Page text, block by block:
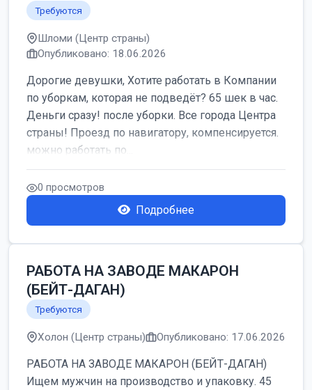
Требуются
Шломи (Центр страны)
Опубликовано: 18.06.2026
Дорогие девушки, Хотите работать в Компании
по уборкам, которая не подведёт? 65 шек в час.
Деньги сразу! после уборки. Все города Центра
страны! Проезд по навигатору, компенсируется.
можно работать по...
0 просмотров
Подробнее
РАБОТА НА ЗАВОДЕ МАКАРОН
(БЕЙТ-ДАГАН)
Требуются
Холон (Центр страны) Опубликовано: 17.06.2026
РАБОТА НА ЗАВОДЕ МАКАРОН (БЕЙТ-ДАГАН)
Ищем мужчин на производство и упаковку. 45